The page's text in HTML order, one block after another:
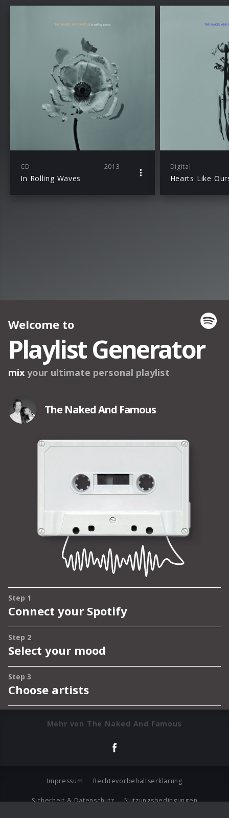
CD 2013
In Rolling Waves
Digital
Hearts Like
Mehr von The Naked And Famous
Impressum Rechtevorbehaltserklärung
Sicherheit & Datenschutz Nutzungsbedingungen